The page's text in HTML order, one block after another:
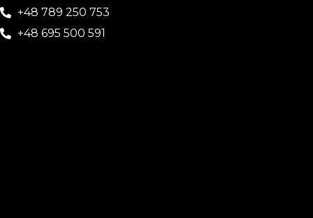
+48 789 250 753
+48 695 500 591